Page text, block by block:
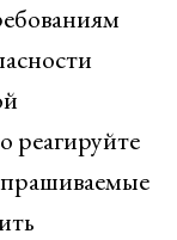
реагируйте